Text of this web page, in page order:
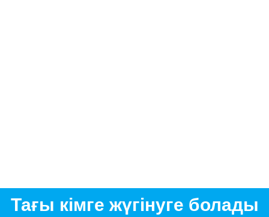
Тағы кімге жүгінуге болады